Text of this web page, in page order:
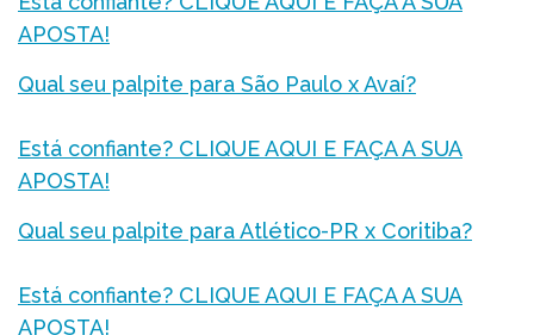
APOSTA!
Qual seu palpite para São Paulo x Avaí?
Está confiante? CLIQUE AQUI E FAÇA A SUA
APOSTA!
Qual seu palpite para Atlético-PR x Coritiba?
Está confiante? CLIQUE AQUI E FAÇA A SUA
APOSTA!